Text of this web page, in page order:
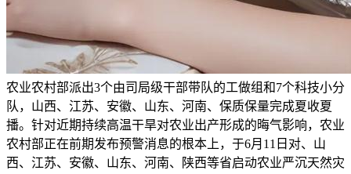
农业农村部派出3个由司局级干部带队的工做组和7个科技小分
队，山西、江苏、安徽、山东、河南、保质保量完成夏收夏
播。针对近期持续高温干旱对农业出产形成的晦气影响，农业
农村部正在前期发布预警消息的根本上，于6月11日对、山
西、江苏、安徽、山东、河南、陕西等省启动农业严沉天然灾